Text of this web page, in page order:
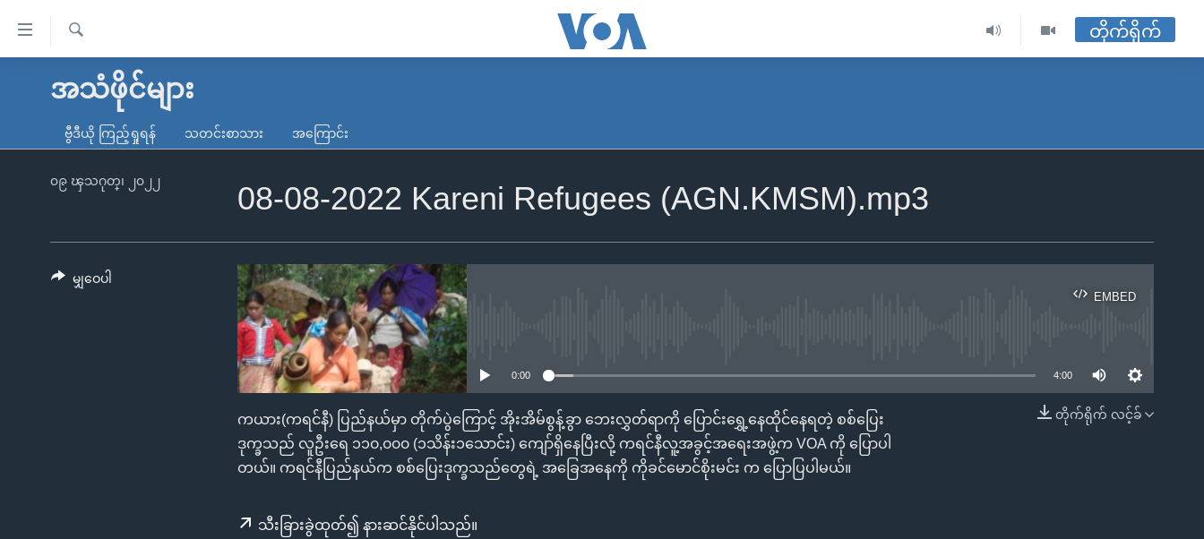
လွယ်ကူ
သည့်
မူလစာမျက်နှာ
ကမ္ဘာ့သတင်းများ
နိုင်ငံတကာ
တရုတ်
အစ္စရေး-ပါလက်စတိုင်း
ရပ်ဝန်းတခု လမ်းတခု အလွန်
အင်္ဂလိပ်စာလေ့လာမယ်
ရ
တိုက်ရိုက်
အသံဖိုင်များ
ဗွီဒီယို ကြည့်ရှုရန် သတင်းစာသား အကြောင်း
08-08-2022 Kareni Refugees (AGN.KMSM).mp3
၀၉ ၾသဂုတ္၊ ၂၀၂၂
EMBED
EMBED
0:00 4:00
တိုက်ရိုက် လင့်ခ်
ကယား(ကရင်နီ) ပြည်နယ်မှာ တိုက်ပွဲကြောင့် အိုးအိမ်စွန့်ခွာ ဘေးလွှတ်ရာကို ပြောင်းရွှေ့နေထိုင်နေရတဲ့ စစ်ပြေး
ဒုက္ခသည် လူဦးရေ ၁၁၀,၀၀၀ (၁သိန်း၁သောင်း) ကျော်ရှိနေပြီးလို့ ကရင်နီလူ့အခွင့်အရေးအဖွဲ့က VOA ကို ပြောပါ
တယ်။ ကရင်နီပြည်နယ်က စစ်ပြေးဒုက္ခသည်တွေရဲ့ အခြေအနေကို ကိုခင်မောင်စိုးမင်း က ပြောပြပါမယ်။
သီးခြားခွဲထုတ်၍ နားဆင်နိုင်ပါသည်။
မျှဝေပါ